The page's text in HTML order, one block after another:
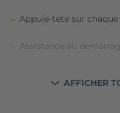
Appuie-tete sur
Assistance au
AFFICHER